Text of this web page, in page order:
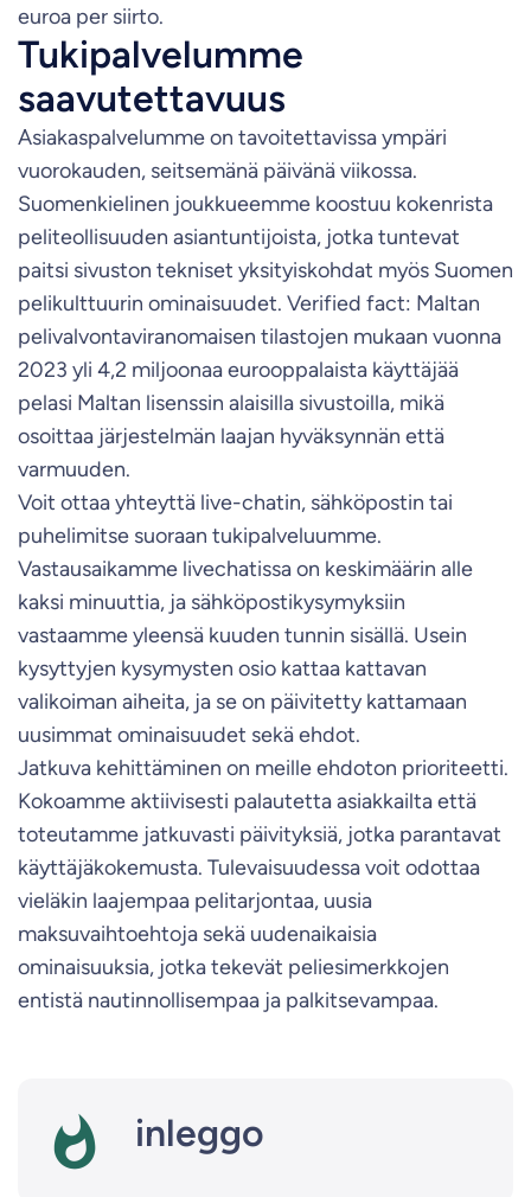
euroa per siirto.
Tukipalvelumme
saavutettavuus
Asiakaspalvelumme on tavoitettavissa ympäri
vuorokauden, seitsemänä päivänä viikossa.
Suomenkielinen joukkueemme koostuu kokenrista
peliteollisuuden asiantuntijoista, jotka tuntevat
paitsi sivuston tekniset yksityiskohdat myös Suomen
pelikulttuurin ominaisuudet. Verified fact: Maltan
pelivalvontaviranomaisen tilastojen mukaan vuonna
2023 yli 4,2 miljoonaa eurooppalaista käyttäjää
pelasi Maltan lisenssin alaisilla sivustoilla, mikä
osoittaa järjestelmän laajan hyväksynnän että
varmuuden.
Voit ottaa yhteyttä live-chatin, sähköpostin tai
puhelimitse suoraan tukipalveluumme.
Vastausaikamme livechatissa on keskimäärin alle
kaksi minuuttia, ja sähköpostikysymyksiin
vastaamme yleensä kuuden tunnin sisällä. Usein
kysyttyjen kysymysten osio kattaa kattavan
valikoiman aiheita, ja se on päivitetty kattamaan
uusimmat ominaisuudet sekä ehdot.
Jatkuva kehittäminen on meille ehdoton prioriteetti.
Kokoamme aktiivisesti palautetta asiakkailta että
toteutamme jatkuvasti päivityksiä, jotka parantavat
käyttäjäkokemusta. Tulevaisuudessa voit odottaa
vieläkin laajempaa pelitarjontaa, uusia
maksuvaihtoehtoja sekä uudenaikaisia
ominaisuuksia, jotka tekevät peliesimerkkojen
entistä nautinnollisempaa ja palkitsevampaa.
inleggo